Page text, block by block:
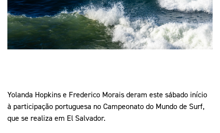
Marketing
Media
Documentos
Mais Desporto
Arquivo Histórico
Educação Olímpica
Educação
Equipa Portugal
Arquivo Histórico
Educação Olímpica
Equipa Portugal
Yolanda Hopkins e Frederico Morais deram este sábado início
à participação portuguesa no Campeonato do Mundo de Surf,
que se realiza em El Salvador.